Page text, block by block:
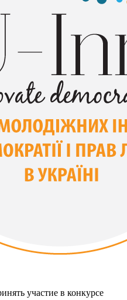
участие в конкурсе